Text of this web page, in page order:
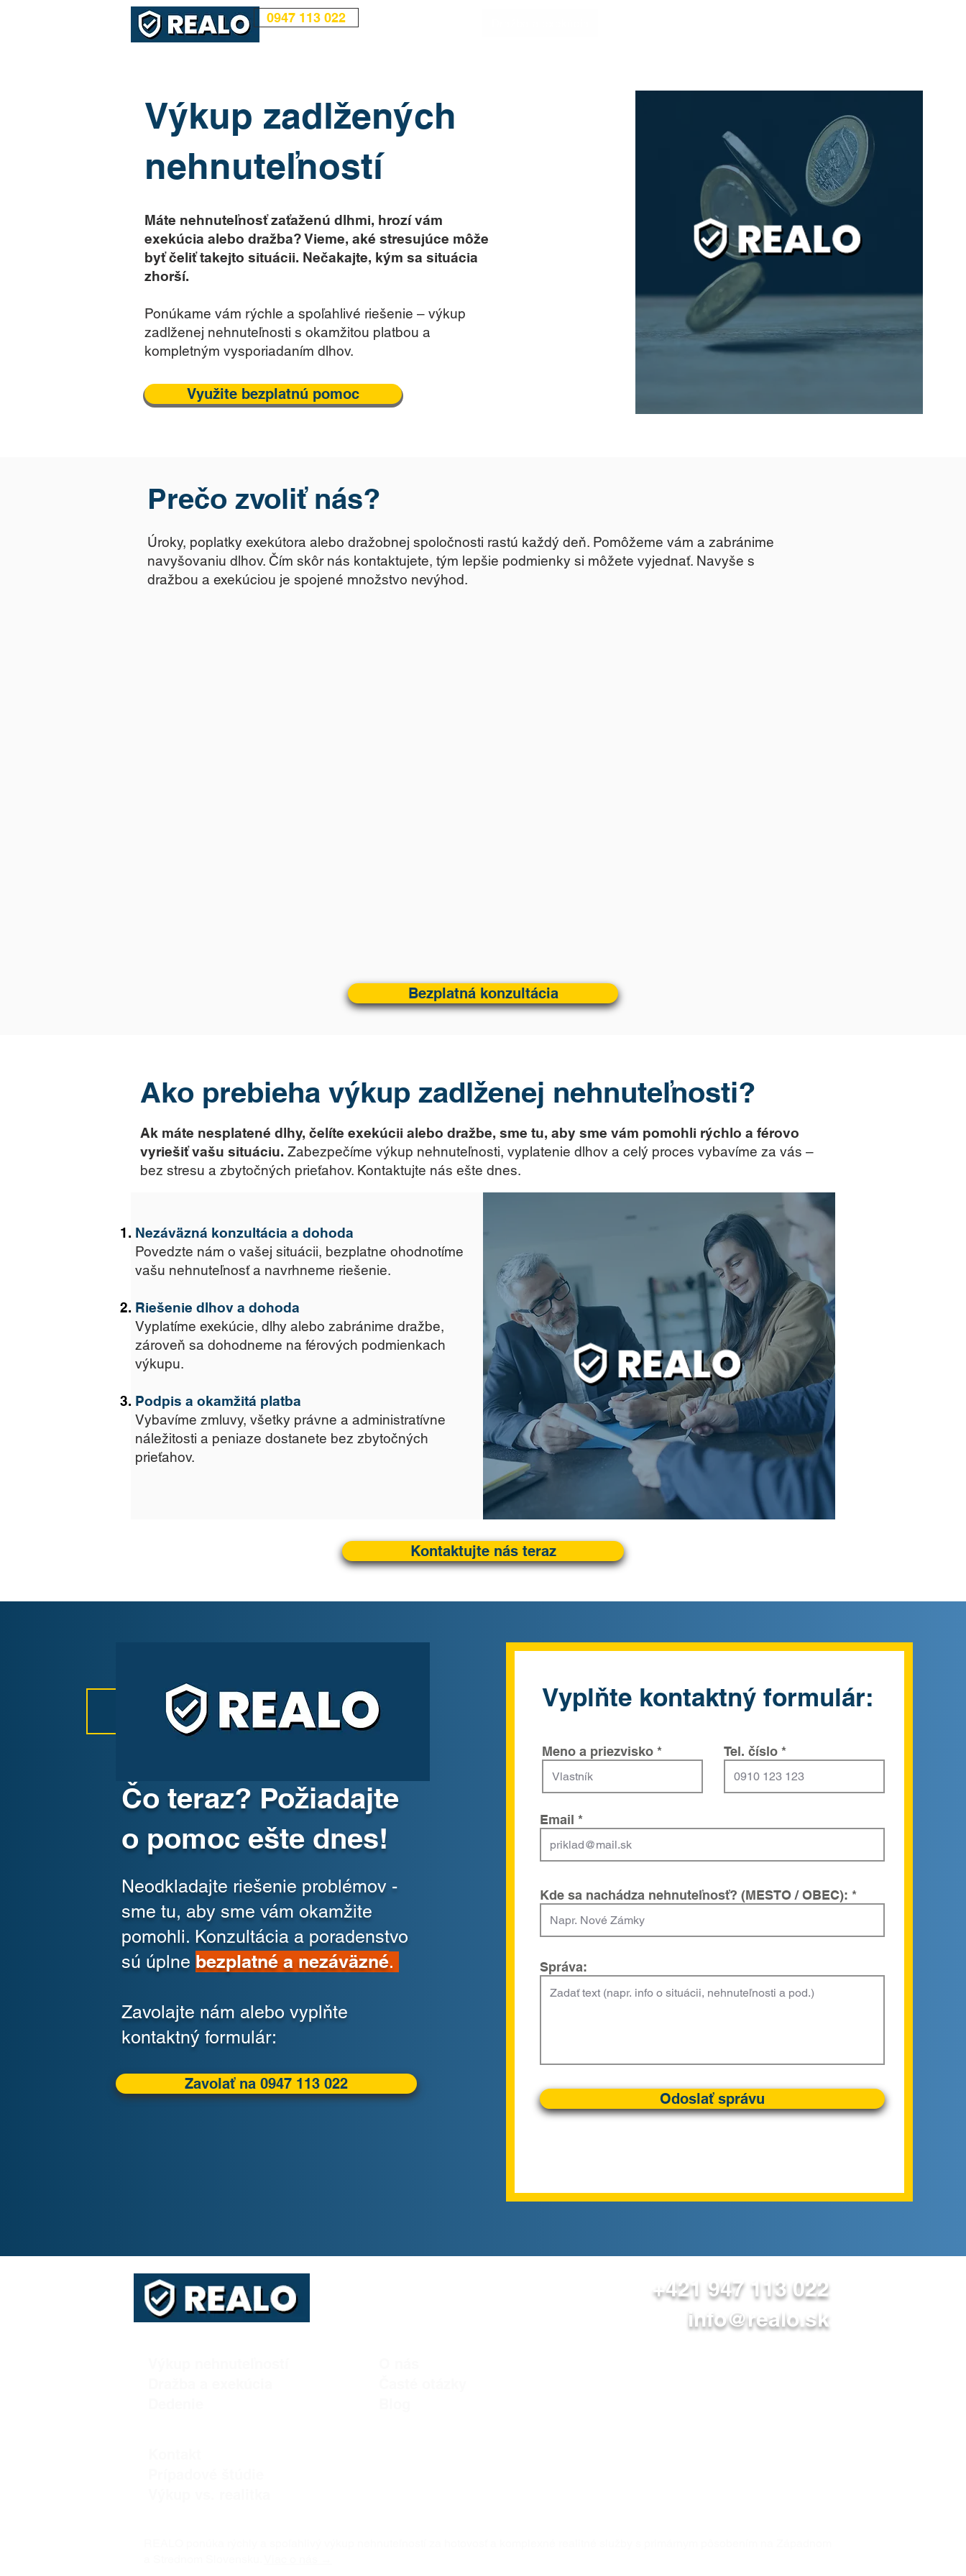
0947 113 022
Výkup zadlžených
nehnuteľností
Máte nehnuteľnosť zaťaženú dlhmi, hrozí vám
exekúcia alebo dražba? Vieme, aké stresujúce môže
byť čeliť takejto situácii. Nečakajte, kým sa situácia
zhorší.
Ponúkame vám rýchle a spoľahlivé riešenie – výkup
zadlženej nehnuteľnosti s okamžitou platbou a
kompletným vysporiadaním dlhov.
Využite bezplatnú pomoc
Prečo zvoliť nás?
Úroky, poplatky exekútora alebo dražobnej spoločnosti rastú každý deň. Pomôžeme vám a zabránime
navyšovaniu dlhov. Čím skôr nás kontaktujete, tým lepšie podmienky si môžete vyjednať. Navyše s
dražbou a exekúciou je spojené množstvo nevýhod.
Bezplatná konzultácia
Ako prebieha výkup zadlženej nehnuteľnosti?
Ak máte nesplatené dlhy, čelíte exekúcii alebo dražbe, sme tu, aby sme vám pomohli rýchlo a férovo
vyriešiť vašu situáciu. Zabezpečíme výkup nehnuteľnosti, vyplatenie dlhov a celý proces vybavíme za vás –
bez stresu a zbytočných prieťahov. Kontaktujte nás ešte dnes.
Nezáväzná konzultácia a dohoda
Povedzte nám o vašej situácii, bezplatne ohodnotíme
vašu nehnuteľnosť a navrhneme riešenie.
Riešenie dlhov a dohoda
Vyplatíme exekúcie, dlhy alebo zabránime dražbe,
zároveň sa dohodneme na férových podmienkach
výkupu.
Podpis a okamžitá platba
Vybavíme zmluvy, všetky právne a administratívne
náležitosti a peniaze dostanete bez zbytočných
prieťahov.
Kontaktujte nás teraz
Čo teraz? Požiadajte
o pomoc ešte dnes!
Neodkladajte riešenie problémov -
sme tu, aby sme vám okamžite
pomohli. Konzultácia a poradenstvo
sú úplne bezplatné a nezáväzné.
Zavolajte nám alebo vyplňte
kontaktný formulár:
Zavolať na 0947 113 022
Vyplňte kontaktný formulár:
Meno a priezvisko Tel. číslo
Email
Kde sa nachádza nehnuteľnosť? (MESTO / OBEC):
Správa:
Odoslať správu
+421 947 113 022
info@realo.sk